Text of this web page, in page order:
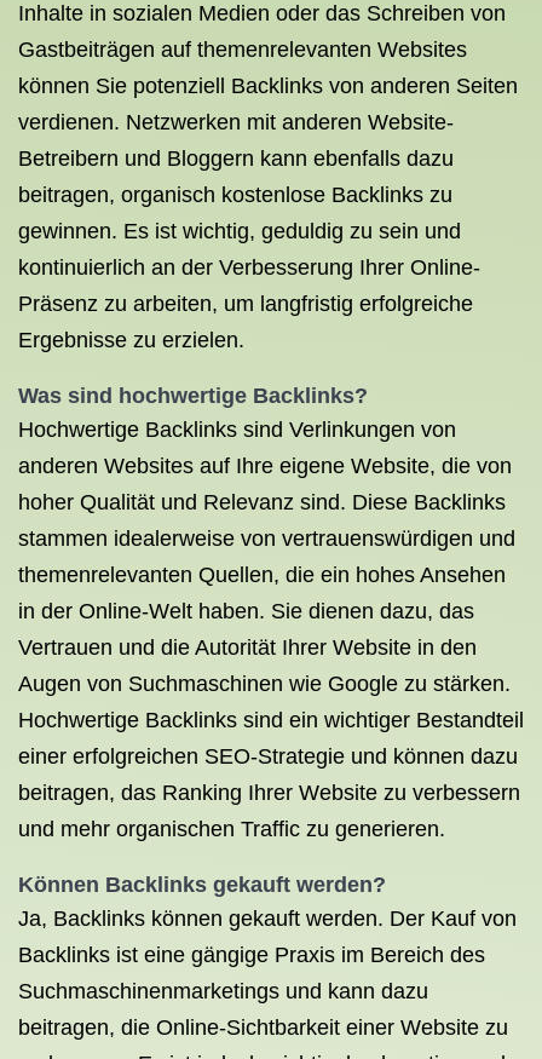
Inhalte in sozialen Medien oder das Schreiben von
Gastbeiträgen auf themenrelevanten Websites
können Sie potenziell Backlinks von anderen Seiten
verdienen. Netzwerken mit anderen Website-
Betreibern und Bloggern kann ebenfalls dazu
beitragen, organisch kostenlose Backlinks zu
gewinnen. Es ist wichtig, geduldig zu sein und
kontinuierlich an der Verbesserung Ihrer Online-
Präsenz zu arbeiten, um langfristig erfolgreiche
Ergebnisse zu erzielen.
Was sind hochwertige Backlinks?
Hochwertige Backlinks sind Verlinkungen von
anderen Websites auf Ihre eigene Website, die von
hoher Qualität und Relevanz sind. Diese Backlinks
stammen idealerweise von vertrauenswürdigen und
themenrelevanten Quellen, die ein hohes Ansehen
in der Online-Welt haben. Sie dienen dazu, das
Vertrauen und die Autorität Ihrer Website in den
Augen von Suchmaschinen wie Google zu stärken.
Hochwertige Backlinks sind ein wichtiger Bestandteil
einer erfolgreichen SEO-Strategie und können dazu
beitragen, das Ranking Ihrer Website zu verbessern
und mehr organischen Traffic zu generieren.
Können Backlinks gekauft werden?
Ja, Backlinks können gekauft werden. Der Kauf von
Backlinks ist eine gängige Praxis im Bereich des
Suchmaschinenmarketings und kann dazu
beitragen, die Online-Sichtbarkeit einer Website zu